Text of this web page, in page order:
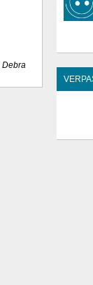
Debra